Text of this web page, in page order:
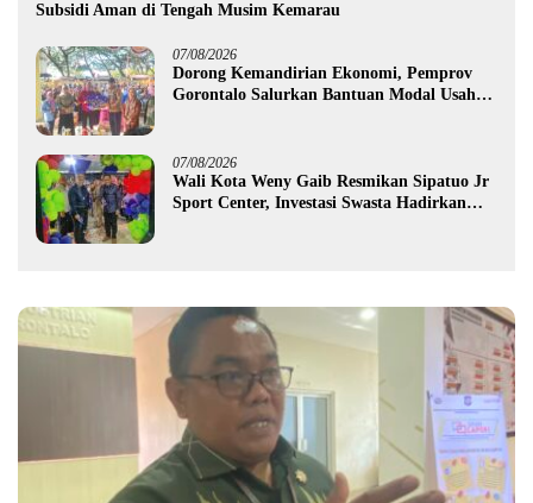
Subsidi Aman di Tengah Musim Kemarau
07/08/2026
Dorong Kemandirian Ekonomi, Pemprov
Gorontalo Salurkan Bantuan Modal Usaha
07/08/2026
Wali Kota Weny Gaib Resmikan Sipatuo Jr
Sport Center, Investasi Swasta Hadirkan